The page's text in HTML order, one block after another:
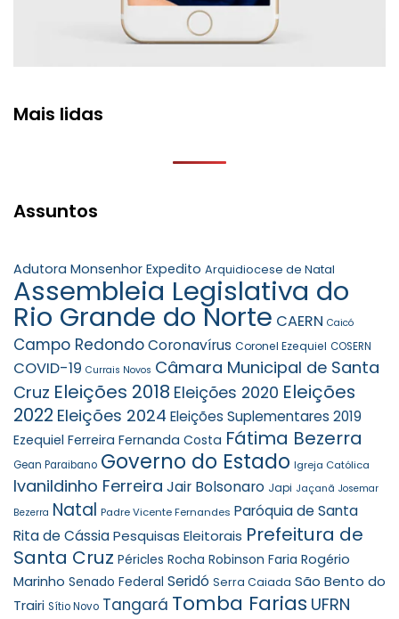
Mais lidas
Assuntos
Adutora Monsenhor Expedito Arquidiocese de Natal
Assembleia Legislativa do
Rio Grande do Norte CAERN Caicó
Campo RedondoCoronavírus Coronel Ezequiel COSERN
COVID-19 Currais Novos Câmara Municipal de Santa
Cruz Eleições 2018 Eleições 2020 Eleições
2022 Eleições 2024 Eleições Suplementares 2019
Ezequiel Ferreira Fernanda Costa Fátima Bezerra
Gean Paraibano Governo do Estado Igreja Católica
Ivanildinho Ferreira Jair Bolsonaro Japi Jaçanã Josemar
Bezerra Natal Padre Vicente Fernandes Paróquia de Santa
Rita de CássiaPesquisas Eleitorais Prefeitura de
Santa Cruz Péricles Rocha Robinson Faria Rogério
Marinho Senado Federal Seridó Serra Caiada São Bento do
Trairi Sítio Novo Tangará Tomba Farias UFRN